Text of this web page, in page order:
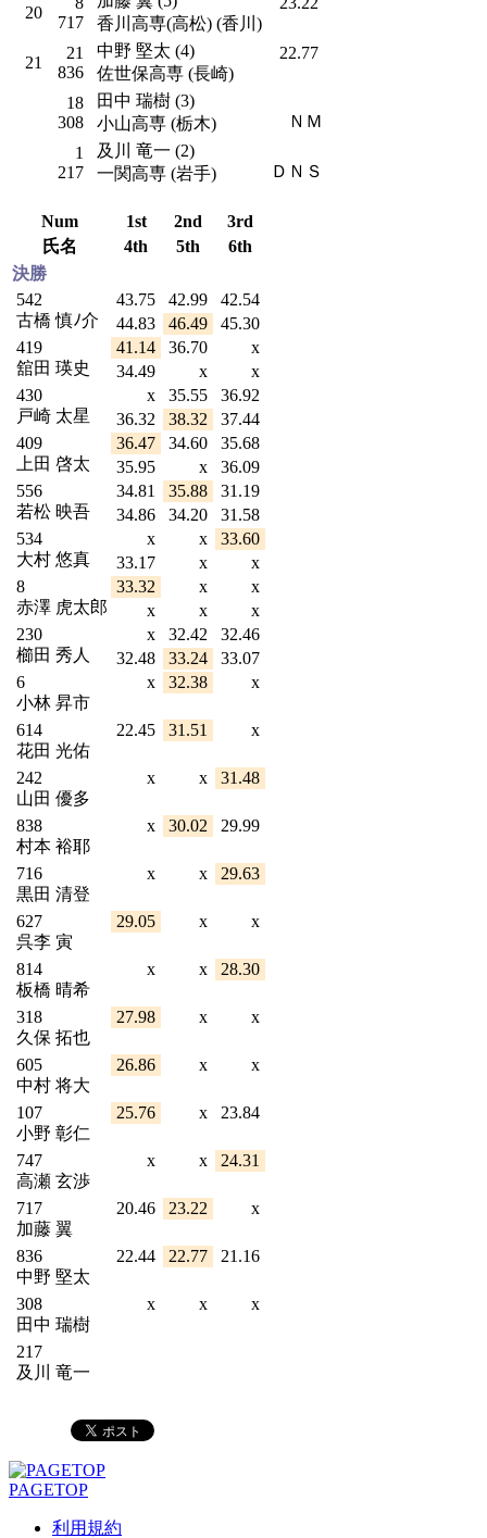
20
717
香川高専(高松) (香川)
21
21
836
中野 堅太 (4)
佐世保高専 (長崎)
22.77
18
308
田中 瑞樹 (3)
小山高専 (栃木)
ＮＭ
1
217
及川 竜一 (2)
一関高専 (岩手)
ＤＮＳ
Num 1st 2nd
3rd
氏名
4th 5th
6th
決勝
542
古橋 慎ﾉ介
43.75 42.99
42.54
44.83
46.49
45.30
419
舘田 瑛史
41.14 36.70
x
34.49
x
x
430
戸崎 太星
x 35.55
36.92
36.32
38.32
37.44
409
上田 啓太
36.47 34.60
35.68
35.95
x
36.09
556
若松 映吾
34.81 35.88
31.19
34.86
34.20
31.58
534
大村 悠真
x x
33.60
33.17
x
x
8
赤澤 虎太郎
33.32 x
x
x
x
x
230
櫛田 秀人
x 32.42
32.46
32.48
33.24
33.07
6
小林 昇市
x 32.38 x
614
花田 光佑
22.45 31.51 x
242
山田 優多
x x 31.48
838
村本 裕耶
x 30.02 29.99
716
黒田 清登
x x 29.63
627
呉李 寅
29.05 x x
814
板橋 晴希
x x 28.30
318
久保 拓也
27.98 x x
605
中村 将大
26.86 x x
107
小野 彰仁
25.76 x 23.84
747
高瀬 玄渉
x x 24.31
717
加藤 翼
20.46 23.22 x
836
中野 堅太
22.44 22.77 21.16
308
田中 瑞樹
x x x
217
及川 竜一
PAGETOP
利用規約